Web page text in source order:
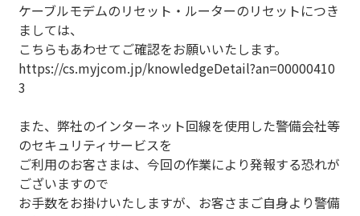
ケーブルモデムのリセット・ルーターのリセットにつき
ましては、
こちらもあわせてご確認をお願いいたします。
https://cs.myjcom.jp/knowledgeDetail?an=00000410
3
また、弊社のインターネット回線を使用した警備会社等
のセキュリティサービスを
ご利用のお客さまは、今回の作業により発報する恐れが
ございますので
お手数をお掛けいたしますが、お客さまご自身より警備